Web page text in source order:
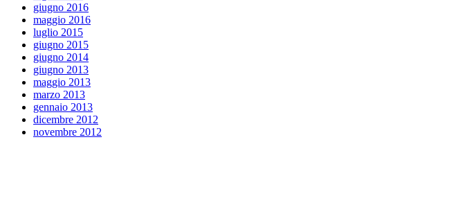
giugno 2016
maggio 2016
luglio 2015
giugno 2015
giugno 2014
giugno 2013
maggio 2013
marzo 2013
gennaio 2013
dicembre 2012
novembre 2012